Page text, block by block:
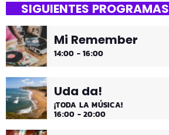
SIGUIENTES PROGRAMAS
Mi Remember
14:00 - 16:00
Uda da!
¡TODA LA MÚSICA!
16:00 - 20:00